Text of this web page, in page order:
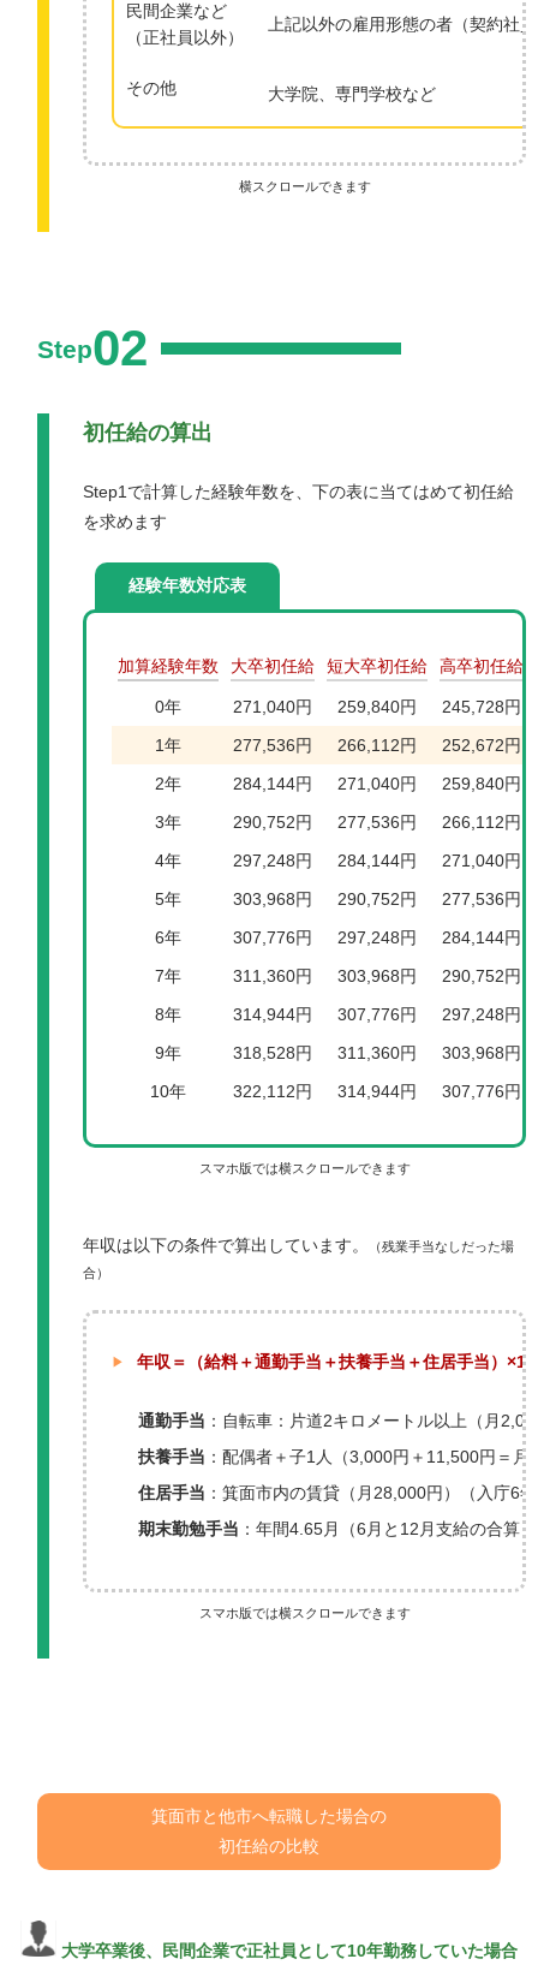
民間企業など
（正社員以外）
上記以外の雇用形態の者（契約社
その他 大学院、専門学校など
横スクロールできます
Step02
初任給の算出
Step1で計算した経験年数を、下の表に当てはめて初任給
を求めます
経験年数対応表
加算経験年数 大卒初任給 短大卒初任給 高卒初任給
0年 271,040円 259,840円
245,728円
1年
277,536円 266,112円
252,672円
2年
284,144円 271,040円
259,840円
3年
290,752円 277,536円
266,112円
4年
297,248円 284,144円
271,040円
5年
303,968円 290,752円
277,536円
6年
307,776円 297,248円
284,144円
7年
311,360円 303,968円
290,752円
8年
314,944円 307,776円
297,248円
9年
318,528円 311,360円
303,968円
10年
322,112円 314,944円 307,776円
スマホ版では横スクロールできます
年収は以下の条件で算出しています。
（残業手当なしだった場
合）
年収＝（給料＋通勤手当＋扶養手当＋住居手当）
通勤手当 ：自転車：片道2キロメートル以上（月
扶養手当 ：配偶者＋子1人（3,000円＋11,500円＝月
住居手当 ：箕面市内の賃貸（月28,000円）（入庁6
期末勤勉手当 ：年間4.65月（6月と12月支給の合算）
スマホ版では横スクロールできます
箕面市と他市へ転職した場合の
初任給の比較
大学卒業後、民間企業で正社員として10年勤務していた場合